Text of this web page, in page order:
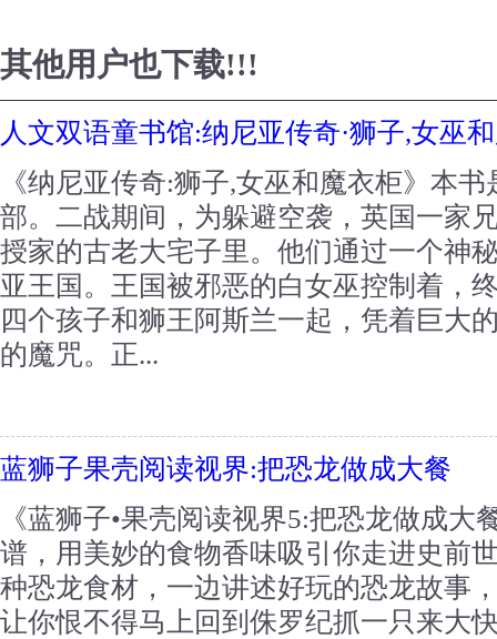
其他用户也下载!!!
人文双语童书馆:纳尼亚传奇·狮子,女巫
《纳尼亚传奇:狮子,女巫和魔衣柜》本
部。二战期间，为躲避空袭，英国一家
授家的古老大宅子里。他们通过一个神
亚王国。王国被邪恶的白女巫控制着，
四个孩子和狮王阿斯兰一起，凭着巨大
的魔咒。正...
蓝狮子果壳阅读视界:把恐龙做成大餐
《蓝狮子•果壳阅读视界5:把恐龙做成
谱，用美妙的食物香味吸引你走进史前
种恐龙食材，一边讲述好玩的恐龙故事
让你恨不得马上回到侏罗纪抓一只来大